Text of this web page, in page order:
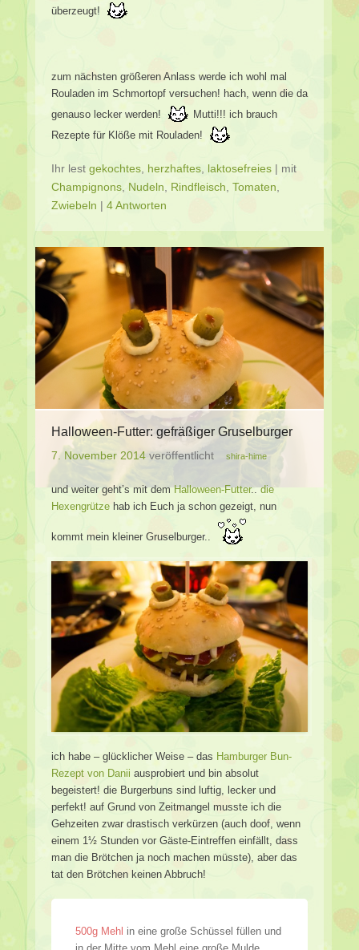
überzeugt!
zum nächsten größeren Anlass werde ich wohl mal
Rouladen im Schmortopf versuchen! hach, wenn die da
genauso lecker werden!
Mutti!!! ich brauch
Rezepte für Klöße mit Rouladen!
Ihr lest gekochtes herzhaftes laktosefreies | mit
Champignons Nudeln Rindfleisch Tomaten
Zwiebeln | 4 Antworten
Halloween-Futter: gefräßiger Gruselburger
7. November 2014 veröffentlicht shira-hime
und weiter geht’s mit demHalloween-Futter..die
Hexengrütze hab ich Euch ja schon gezeigt, nun
kommt mein kleiner Gruselburger..
ich habe – glücklicher Weise – das Hamburger Bun-
Rezept von Danii ausprobiert und bin absolut
begeistert! die Burgerbuns sind luftig, lecker und
perfekt! auf Grund von Zeitmangel musste ich die
Gehzeiten zwar drastisch verkürzen (auch doof, wenn
einem 1½ Stunden vor Gäste-Eintreffen einfällt, dass
man die Brötchen ja noch machen müsste), aber das
tat den Brötchen keinen Abbruch!
500g Mehl in eine große Schüssel füllen und